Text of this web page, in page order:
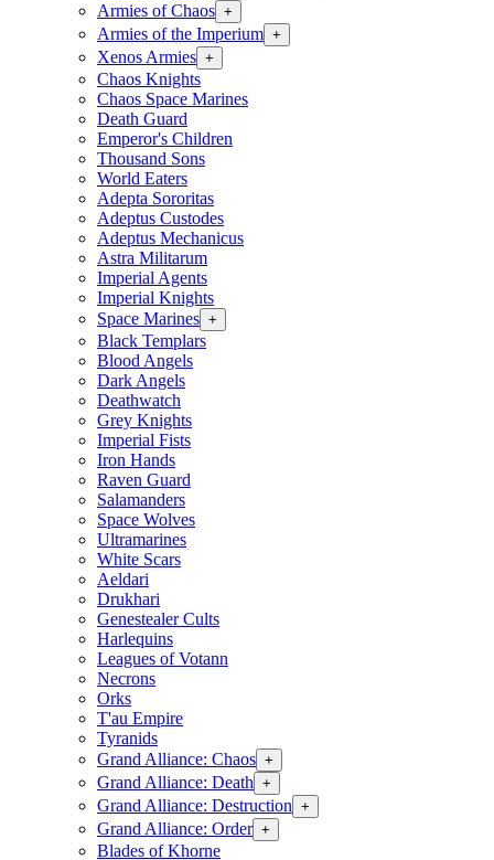
Armies of Chaos +
Armies of the Imperium +
Xenos Armies +
Chaos Knights
Chaos Space Marines
Death Guard
Emperor's Children
Thousand Sons
World Eaters
Adepta Sororitas
Adeptus Custodes
Adeptus Mechanicus
Astra Militarum
Imperial Agents
Imperial Knights
Space Marines +
Black Templars
Blood Angels
Dark Angels
Deathwatch
Grey Knights
Imperial Fists
Iron Hands
Raven Guard
Salamanders
Space Wolves
Ultramarines
White Scars
Aeldari
Drukhari
Genestealer Cults
Harlequins
Leagues of Votann
Necrons
Orks
T'au Empire
Tyranids
Grand Alliance: Chaos +
Grand Alliance: Death +
Grand Alliance: Destruction +
Grand Alliance: Order +
Blades of Khorne